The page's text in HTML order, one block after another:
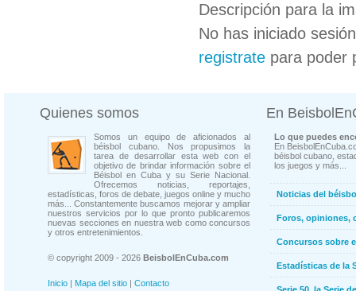
Descripción para la
No has iniciado
registrate para poder
Quienes somos
Somos un equipo de aficionados al
béisbol cubano. Nos propusimos la
tarea de desarrollar esta web con el
objetivo de brindar información sobre el
Béisbol en Cuba y su Serie Nacional.
Ofrecemos noticias, reportajes,
estadísticas, foros de debate, juegos online y mucho
más... Constantemente buscamos mejorar y ampliar
nuestros servicios por lo que pronto publicaremos
nuevas secciones en nuestra web como concursos
y otros entretenimientos.
© copyright 2009 - 2026 BeisbolEnCuba.com
Inicio | Mapa del sitio | Contacto
En
Lo que puedes
En
béisbol cubano,
los juegos y más...
Noticias del
Foros, opiniones,
Concursos sobre
Estadísticas de la